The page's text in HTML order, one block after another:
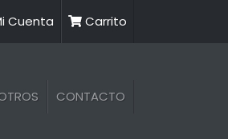
Cuenta Carrito
CONTACTO